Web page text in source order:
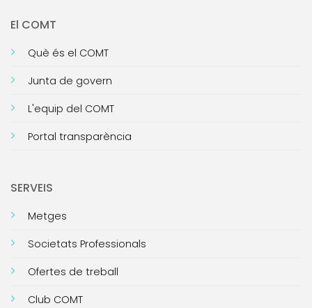
El COMT
Què és el COMT
Junta de govern
L'equip del COMT
Portal transparència
SERVEIS
Metges
Societats Professionals
Ofertes de treball
Club COMT